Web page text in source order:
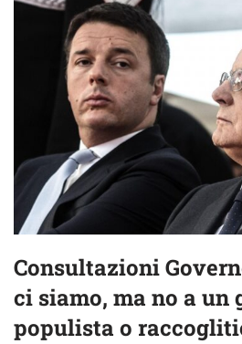
Consultazioni
ci siamo, ma no a un
populista o